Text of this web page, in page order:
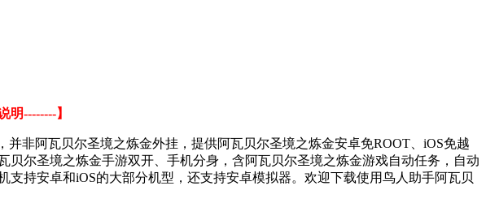
明--------】
非阿瓦贝尔圣境之炼金外挂，提供阿瓦贝尔圣境之炼金安卓免ROOT、iOS免越
尔圣境之炼金手游双开、手机分身，含阿瓦贝尔圣境之炼金游戏自动任务，自动
持安卓和iOS的大部分机型，还支持安卓模拟器。欢迎下载使用鸟人助手阿瓦贝